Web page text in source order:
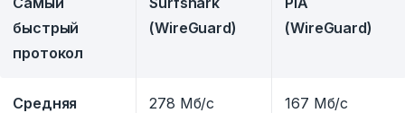
быстрый
протокол
(WireGuard)
(WireGuard)
Средняя
278 Мб/с 167 Мб/с